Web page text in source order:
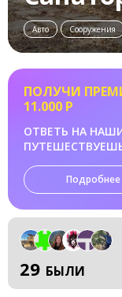
Авто Сооружения
ПОЛУЧИ
11.000 Р
ОТВЕТЬ НА
29 БЫЛИ